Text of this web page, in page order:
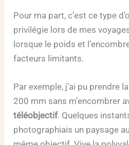
Pour ma part, c’est ce type
privilégie lors de mes
lorsque le poids et
facteurs limitants.
Par exemple, j’ai pu prendre
200 mm sans m’encombrer
téléobjectif. Quelques
photographiais un paysage